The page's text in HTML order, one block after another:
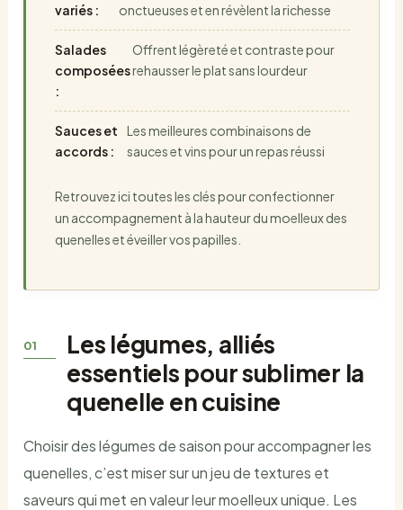
variés :
onctueuses et en révèlent la richesse
Salades
composées
:
Offrent légèreté et contraste pour
rehausser le plat sans lourdeur
Sauces et
accords :
Les meilleures combinaisons de
sauces et vins pour un repas réussi
Retrouvez ici toutes les clés pour confectionner
un accompagnement à la hauteur du moelleux des
quenelles et éveiller vos papilles.
Les légumes, alliés
essentiels pour sublimer la
quenelle en cuisine
Choisir des légumes de saison pour accompagner les
quenelles, c’est miser sur un jeu de textures et
saveurs qui met en valeur leur moelleux unique. Les